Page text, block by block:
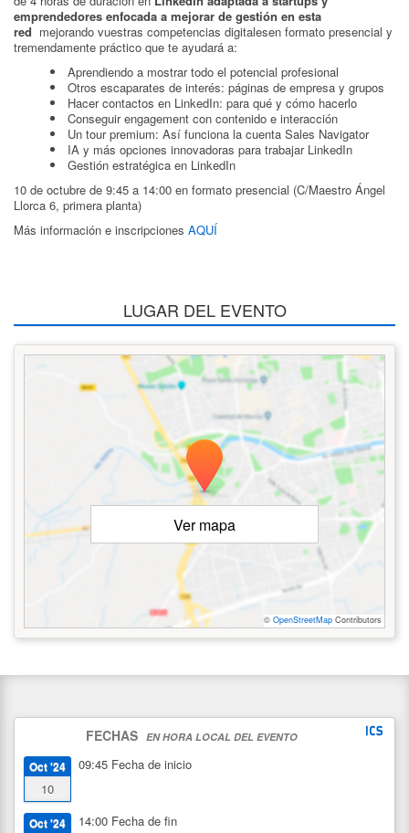
emprendedores enfocada a mejorar de gestión en esta
red mejorando vuestras competencias digitalesen formato presencial y
tremendamente práctico que te ayudará a:
Aprendiendo a mostrar todo el potencial profesional
Otros escaparates de interés: páginas de empresa y grupos
Hacer contactos en LinkedIn: para qué y cómo hacerlo
Conseguir engagement con contenido e interacción
Un tour premium: Así funciona la cuenta Sales Navigator
IA y más opciones innovadoras para trabajar LinkedIn
Gestión estratégica en LinkedIn
10 de octubre de 9:45 a 14:00 en formato presencial (C/Maestro Ángel
Llorca 6, primera planta)
Más información e inscripciones AQUÍ
LUGAR DEL EVENTO
Ver mapa
© OpenStreetMap Contributors
FECHAS EN HORA LOCAL DEL EVENTO
Oct '24
10
09:45 Fecha de inicio
Oct '24 14:00 Fecha de fin